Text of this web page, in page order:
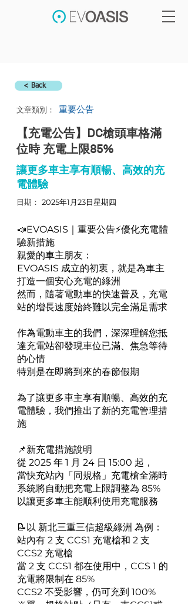
< Back
文章類別： 重要公告
【充電公告】DC槍頭車格滿
位時 充電上限85%
讓更多車主享有順暢、高效的充
電體驗
​日期： 2025年1月23日星期四
📣EVOASIS｜重要公告⚡優化充電體
驗新措施
親愛的車主朋友：
EVOASIS 成立的初衷，就是為車主
打造一個安心充電的綠洲
然而，隨著電動車的快速普及，充電
站的增長速度始終難以完全滿足需求
作為電動車主的我們，深深理解您抵
達充電站卻發現車位已滿、焦急等待
的心情
特別是在即將到來的春節假期
為了讓更多車主享有順暢、高效的充
電體驗，我們推出了新的充電管理措
施
📌新充電措施說明
從 2025 年 1 月 24 日 15:00 起，
當快充站內「同規格」充電槍全滿時
系統將自動把充電上限調整為 85%
以讓更多車主能順利使用充電服務
📝以 新北三重三信超級綠洲 為例：
站內有 2 支 CCS1 充電槍和 2 支
CCS2 充電槍
當 2 支 CCS1 都在使用中，CCS 1 的
充電將限制在 85%
CCS2 不受影響，仍可充到 100%